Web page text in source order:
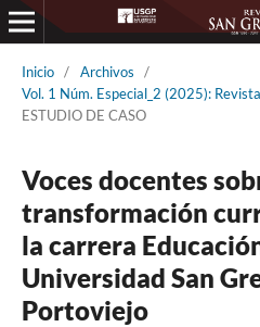
Inicio / Archivos
/
Vol. 1 Núm. Especial_2 (2025):
ESTUDIO DE CASO
Voces docentes
transformación
la carrera
Universidad San
Portoviejo